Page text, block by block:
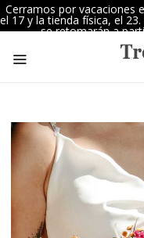
Cerramos por vacaciones
el 17 y la tienda física, el
se retomarán a